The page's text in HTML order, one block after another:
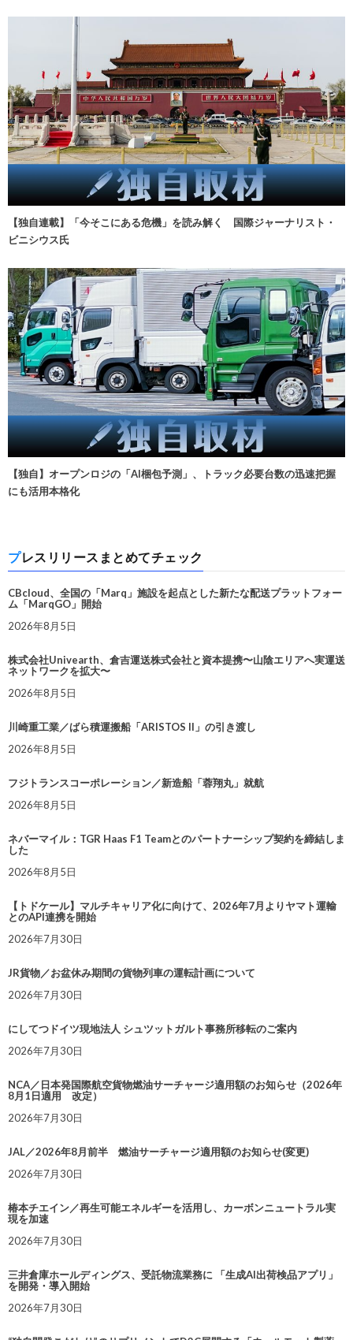
【独自連載】「今そこにある危機」を読み解く 国際ジャーナリスト・
ビニシウス氏
【独自】オープンロジの「AI梱包予測」、トラック必要台数の迅速把握
にも活用本格化
プレスリリースまとめてチェック
CBcloud、全国の「Marq」施設を起点とした新たな配送プラットフォー
ム「MarqGO」開始
2026年8月5日
株式会社Univearth、倉吉運送株式会社と資本提携〜山陰エリアへ実運送
ネットワークを拡大〜
2026年8月5日
川崎重工業／ばら積運搬船「ARISTOS II」の引き渡し
2026年8月5日
フジトランスコーポレーション／新造船「蓉翔丸」就航
2026年8月5日
ネバーマイル：TGR Haas F1 Teamとのパートナーシップ契約を締結しま
した
2026年8月5日
【トドケール】マルチキャリア化に向けて、2026年7月よりヤマト運輸
とのAPI連携を開始
2026年7月30日
JR貨物／お盆休み期間の貨物列車の運転計画について
2026年7月30日
にしてつドイツ現地法人 シュツットガルト事務所移転のご案内
2026年7月30日
NCA／日本発国際航空貨物燃油サーチャージ適用額のお知らせ（2026年
8月1日適用 改定）
2026年7月30日
JAL／2026年8月前半 燃油サーチャージ適用額のお知らせ(変更)
2026年7月30日
椿本チエイン／再生可能エネルギーを活用し、カーボンニュートラル実
現を加速
2026年7月30日
三井倉庫ホールディングス、受託物流業務に 「生成AI出荷検品アプリ」
を開発・導入開始
2026年7月30日